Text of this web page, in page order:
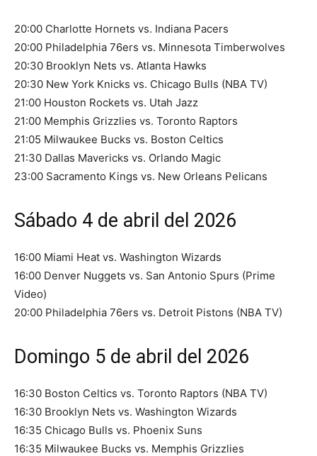
20:00 Charlotte Hornets vs. Indiana Pacers
20:00 Philadelphia 76ers vs. Minnesota Timberwolves
20:30 Brooklyn Nets vs. Atlanta Hawks
20:30 New York Knicks vs. Chicago Bulls (NBA TV)
21:00 Houston Rockets vs. Utah Jazz
21:00 Memphis Grizzlies vs. Toronto Raptors
21:05 Milwaukee Bucks vs. Boston Celtics
21:30 Dallas Mavericks vs. Orlando Magic
23:00 Sacramento Kings vs. New Orleans Pelicans
Sábado 4 de abril del 2026
16:00 Miami Heat vs. Washington Wizards
16:00 Denver Nuggets vs. San Antonio Spurs (Prime
Video)
20:00 Philadelphia 76ers vs. Detroit Pistons (NBA TV)
Domingo 5 de abril del 2026
16:30 Boston Celtics vs. Toronto Raptors (NBA TV)
16:30 Brooklyn Nets vs. Washington Wizards
16:35 Chicago Bulls vs. Phoenix Suns
16:35 Milwaukee Bucks vs. Memphis Grizzlies